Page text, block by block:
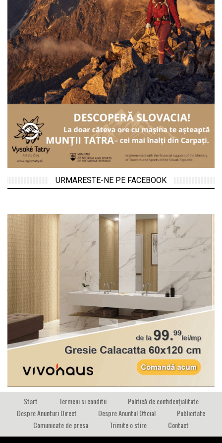
URMARESTE-NE PE FACEBOOK
Start Termeni si conditii
Politică de confidențialitate
Despre Anunturi Direct
Despre Anuntul Oficial
Publicitate
Comunicate de presa
Trimite o stire Contact